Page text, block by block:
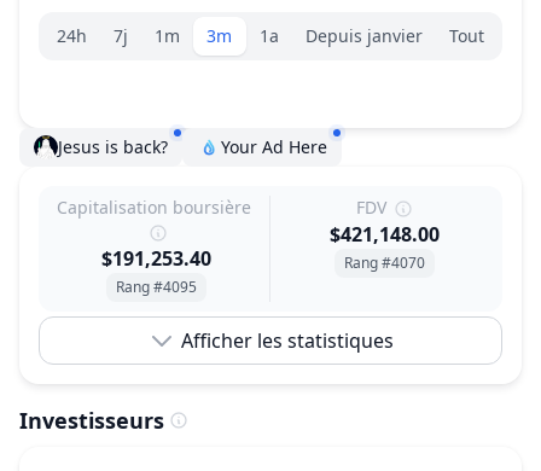
Sélecteur de plage.
24h 7j 1m 3m 1a Depuis janvier Tout
Jesus is back? Your Ad Here
Capitalisation boursière
$191,253.40
Rang #4095
FDV
$421,148.00
Rang #4070
Afficher les statistiques
Investisseurs